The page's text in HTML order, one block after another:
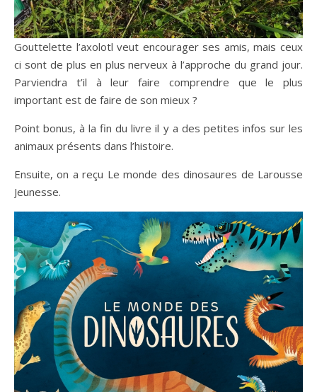
Gouttelette l’axolotl veut encourager ses amis, mais ceux
ci sont de plus en plus nerveux à l’approche du grand jour.
Parviendra t’il à leur faire comprendre que le plus
important est de faire de son mieux ?
Point bonus, à la fin du livre il y a des petites infos sur les
animaux présents dans l’histoire.
Ensuite, on a reçu Le monde des dinosaures de Larousse
Jeunesse.